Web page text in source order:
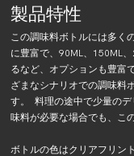
製品特性
この調味料ボトルには多く
に豊富で、90ML、150ML
るなど、オプションも豊富
ざまなシナリオでの調味料
す。 料理の途中で少量の
味料が必要な場合でも、こ
ボトルの色はクリアフリン